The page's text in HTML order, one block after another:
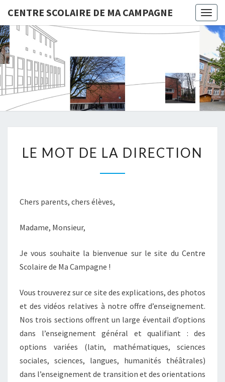
CENTRE SCOLAIRE DE MA CAMPAGNE
CENTRE
DE MA
MOT
LE MOT DE LA DIRECTION
Chers parents, chers élèves,
Madame, Monsieur,
Je vous souhaite la bienvenue sur le site du Centre
Scolaire de Ma Campagne !
Vous trouverez sur ce site des explications, des photos
et des vidéos relatives à notre offre d’enseignement.
Nos trois sections offrent un large éventail d’options
dans l’enseignement général et qualifiant : des
options variées (latin, mathématiques, sciences
sociales, sciences, langues, humanités théâtrales)
dans l’enseignement de transition et des orientations